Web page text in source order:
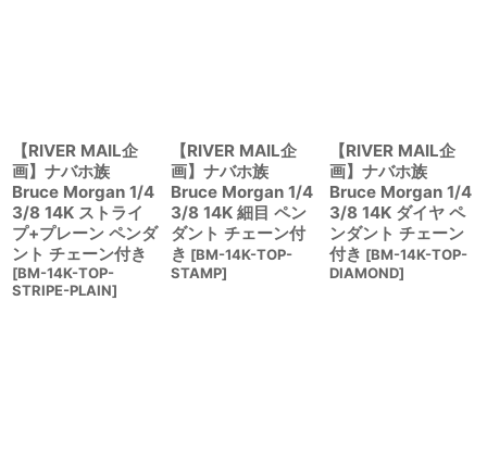
【RIVER MAIL企
画】ナバホ族
Bruce Morgan 1/4
3/8 14K ストライ
プ+プレーン ペンダ
ント チェーン付き
[BM-14K-TOP-
STRIPE-PLAIN]
【RIVER MAIL企
画】ナバホ族
Bruce Morgan 1/4
3/8 14K 細目 ペン
ダント チェーン付
き [BM-14K-TOP-
STAMP]
【RIVER MAIL企
画】ナバホ族
Bruce Morgan 1/4
3/8 14K ダイヤ ペ
ンダント チェーン
付き [BM-14K-TOP-
DIAMOND]